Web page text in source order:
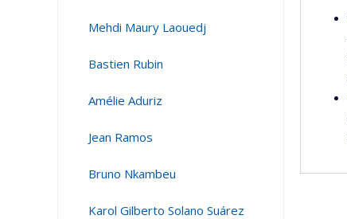
Mehdi Maury Laouedj
Bastien Rubin
Amélie Aduriz
Jean Ramos
Bruno Nkambeu
Karol Gilberto Solano Suárez